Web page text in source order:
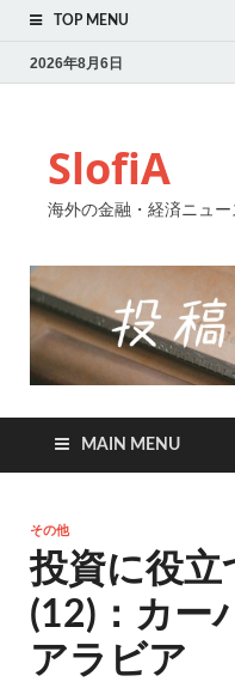
TOP MENU
2026年8月6日
SlofiA
海外の金融・経済ニュ
MAIN MENU
その他
投資に役立
(12)：カー
アラビア